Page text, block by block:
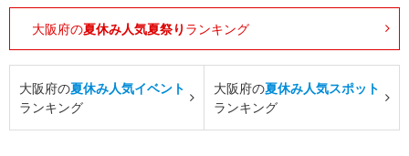
大阪府の夏休み人気夏祭り ランキング
大阪府の夏休み人気イベント
ランキング
大阪府の夏休み人気スポット
ランキング